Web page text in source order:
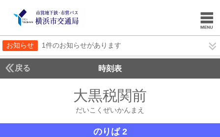
お知らせ 1件のお知らせがあります
戻る 時刻表
大黒税関前
だいこくぜいかんまえ
のりば 2